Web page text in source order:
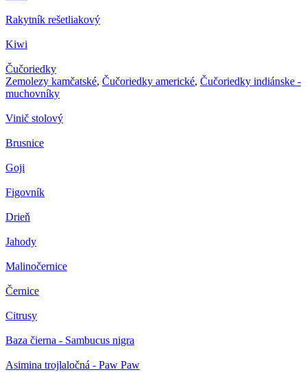
Rakytník rešetliakový
Kiwi
Čučoriedky
Zemolezy kamčatské, Čučoriedky americké, Čučoriedky indiánske -
muchovníky
Vinič stolový
Brusnice
Goji
Figovník
Drieň
Jahody
Malinočernice
Černice
Citrusy
Baza čierna - Sambucus nigra
Asimina trojlaločná - Paw Paw